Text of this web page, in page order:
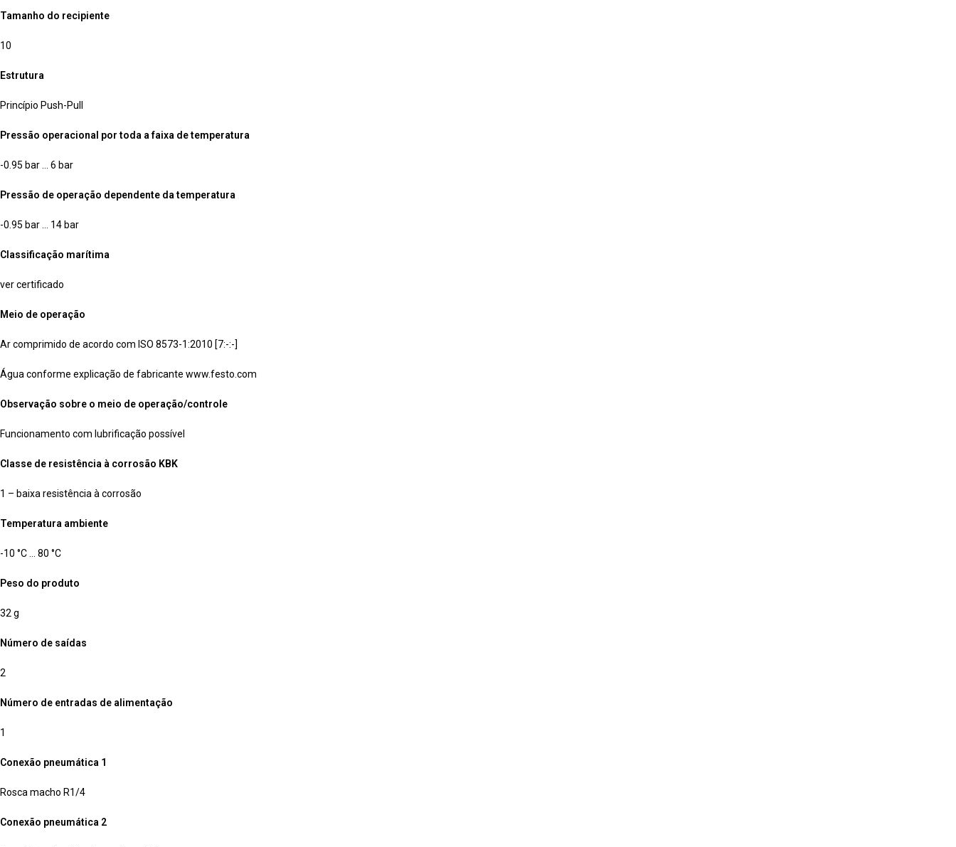
Tamanho do recipiente
10
Estrutura
Princípio Push-Pull
Pressão operacional por toda a faixa de temperatura
-0.95 bar … 6 bar
Pressão de operação dependente da temperatura
-0.95 bar … 14 bar
Classificação marítima
ver certificado
Meio de operação
Ar comprimido de acordo com ISO 8573-1:2010 [7:-:-]
Água conforme explicação de fabricante www.festo.com
Observação sobre o meio de operação/controle
Funcionamento com lubrificação possível
Classe de resistência à corrosão KBK
1 – baixa resistência à corrosão
Temperatura ambiente
-10 °C … 80 °C
Peso do produto
32 g
Número de saídas
2
Número de entradas de alimentação
1
Conexão pneumática 1
Rosca macho R1/4
Conexão pneumática 2